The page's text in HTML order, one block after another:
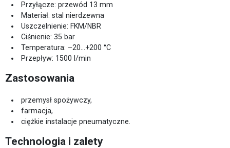
Przyłącze: przewód 13 mm
Materiał: stal nierdzewna
Uszczelnienie: FKM/NBR
Ciśnienie: 35 bar
Temperatura: –20…+200 °C
Przepływ: 1500 l/min
Zastosowania
przemysł spożywczy,
farmacja,
ciężkie instalacje pneumatyczne.
Technologia i zalety